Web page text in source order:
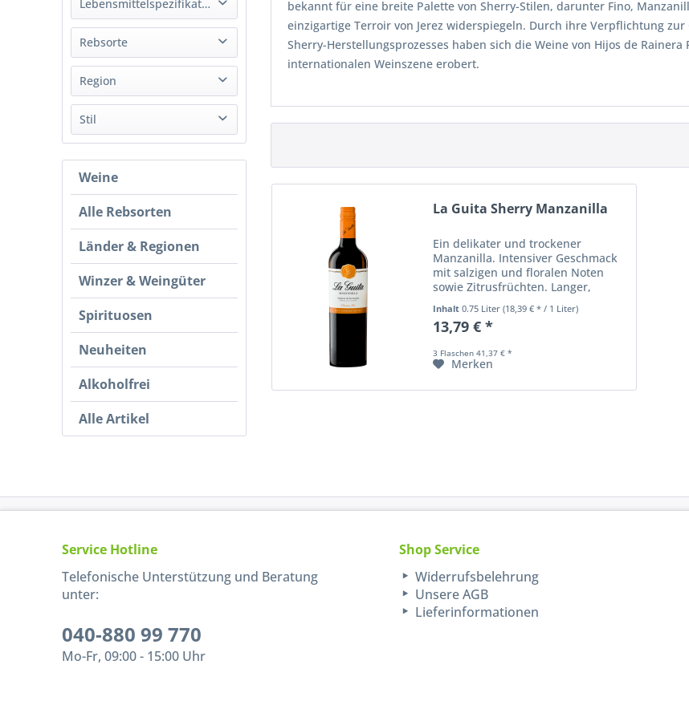
Lebensmittelspezifikation
Vegan
Rebsorte
Palomino Fino
Region
Stil
Trocken
Weine
Alle Rebsorten
Länder & Regionen
Winzer & Weingüter
Spirituosen
Neuheiten
Alkoholfrei
Alle Artikel
bekannt für eine breite Palette von Sherry-Stilen, darunter Fino,
einzigartige Terroir von Jerez widerspiegeln. Durch ihre Verpflichtung
Sherry-Herstellungsprozesses haben sich die Weine von Hijos de
internationalen Weinszene erobert.
La Guita Sherry Manzanilla
Ein delikater und trockener
Manzanilla. Intensiver Geschmack
mit salzigen und floralen Noten
sowie Zitrusfrüchten. Langer,
mineralischer Abgang.
Inhalt 0.75 Liter (18,39 € * / 1 Liter)
13,79 € *
3 Flaschen 41,37 € *
Merken
Service Hotline
Telefonische Unterstützung und Beratung
unter:
040-880 99 770
Mo-Fr, 09:00 - 15:00 Uhr
Shop Service
Widerrufsbelehrung
Unsere AGB
Lieferinformationen